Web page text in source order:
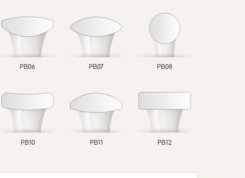
PB06 PB07 PB08
PB10 PB11 PB12